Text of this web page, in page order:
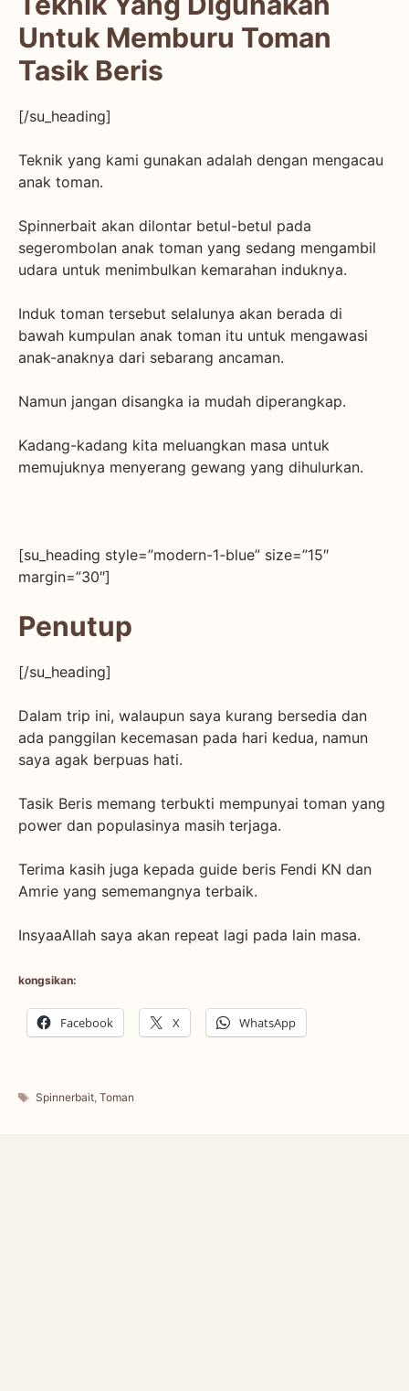
Untuk Memburu Toman
Tasik Beris
[/su_heading]
Teknik yang kami gunakan adalah dengan mengacau
anak toman.
Spinnerbait akan dilontar betul-betul pada
segerombolan anak toman yang sedang mengambil
udara untuk menimbulkan kemarahan induknya.
Induk toman tersebut selalunya akan berada di
bawah kumpulan anak toman itu untuk mengawasi
anak-anaknya dari sebarang ancaman.
Namun jangan disangka ia mudah diperangkap.
Kadang-kadang kita meluangkan masa untuk
memujuknya menyerang gewang yang dihulurkan.
[su_heading style=”modern-1-blue” size=”15″
margin=”30″]
Penutup
[/su_heading]
Dalam trip ini, walaupun saya kurang bersedia dan
ada panggilan kecemasan pada hari kedua, namun
saya agak berpuas hati.
Tasik Beris memang terbukti mempunyai toman yang
power dan populasinya masih terjaga.
Terima kasih juga kepada guide beris Fendi KN dan
Amrie yang sememangnya terbaik.
InsyaaAllah saya akan repeat lagi pada lain masa.
kongsikan:
Facebook X WhatsApp
Tags
Spinnerbait,Toman